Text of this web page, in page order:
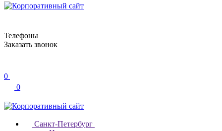
Телефоны
Заказать звонок
0
0
Санкт-Петербург